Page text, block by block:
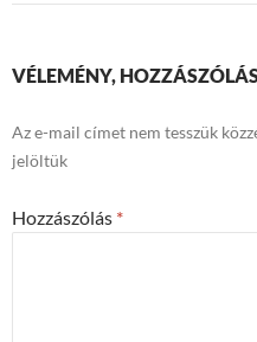
VÉLEMÉNY,
Az e-mail címet nem tesszük
jelöltük
Hozzászólás *